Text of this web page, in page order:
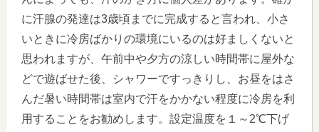
に汗腺の発達は3歳頃までに完成すると言われ、小さ
いときに冷房ばかりの環境にいるのは好ましくないと
思われますが、午前中や夕方の涼しい時間帯に屋外な
どで遊ばせた後、シャワーですっきりし、お昼をはさ
んだ暑い時間帯は室内で汗をかかない程度に冷房を利
用することをお勧めします。設定温度を１～2℃下げ